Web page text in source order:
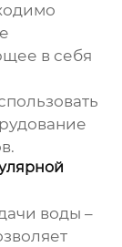
в себя
воды –